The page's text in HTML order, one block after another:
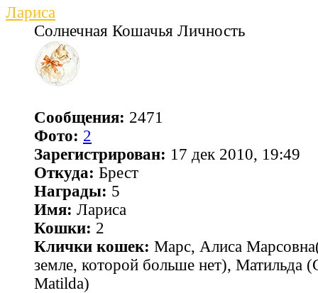
Лариса
Солнечная Кошачья Личность
Сообщения: 2471
Фото: 2
Зарегистрирован: 17 дек 2010, 19:49
Откуда: Брест
Награды: 5
Имя: Лариса
Кошки: 2
Клички кошек: Марс, Алиса
земле, которой больше нет), Матильда
Matilda)